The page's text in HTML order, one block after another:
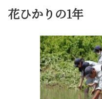
花ひかりの1年